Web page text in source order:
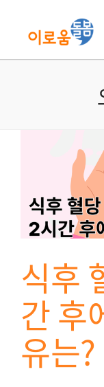
로
시니어 길잡이
이로움 정보
식후
간 후
유는?